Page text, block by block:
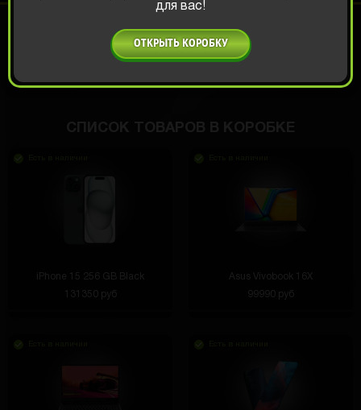
ОТКРЫТЬ КОРОБКУ
АВТОРИЗИРУЙТЕСЬ, ЧТОБЫ
АВТОРИЗАЦИЯ
iPhone 15 256 GB Black
131350 руб
Asus Vivobook 16X
99990 руб
для вас!
ОТКРЫТЬ КОРОБКУ